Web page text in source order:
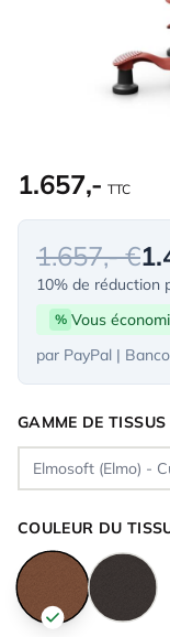
1.657,- TTC
1.657,- €
10% de réduction
% Vous
par PayPal |
GAMME DE TISSUS
COULEUR DU